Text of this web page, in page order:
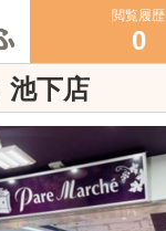
閲覧履歴
0
池下店